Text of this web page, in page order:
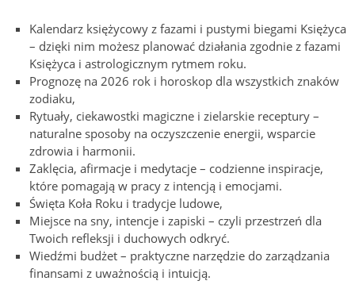
Kalendarz księżycowy z fazami i pustymi biegami Księżyca
– dzięki nim możesz planować działania zgodnie z fazami
Księżyca i astrologicznym rytmem roku.
Prognozę na 2026 rok i horoskop dla wszystkich znaków
zodiaku,
Rytuały, ciekawostki magiczne i zielarskie receptury –
naturalne sposoby na oczyszczenie energii, wsparcie
zdrowia i harmonii.
Zaklęcia, afirmacje i medytacje – codzienne inspiracje,
które pomagają w pracy z intencją i emocjami.
Święta Koła Roku i tradycje ludowe,
Miejsce na sny, intencje i zapiski – czyli przestrzeń dla
Twoich refleksji i duchowych odkryć.
Wiedźmi budżet – praktyczne narzędzie do zarządzania
finansami z uważnością i intuicją.